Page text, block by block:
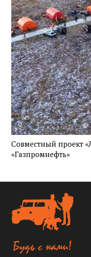
Совместный проект
«Газпромнефть»